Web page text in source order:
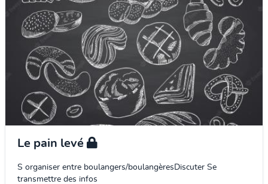
Le pain levé
S organiser entre boulangers/boulangèresDiscuter Se
transmettre des infos